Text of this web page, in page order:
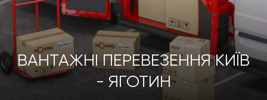
ВАНТАЖНІ ПЕРЕВЕЗЕННЯ КИЇВ
- ЯГОТИН